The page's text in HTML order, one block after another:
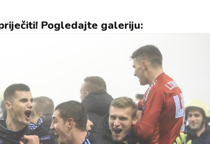
Pogledajte galeriju: